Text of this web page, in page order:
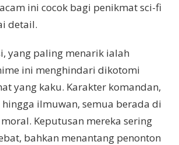
ini cocok bagi penikmat sci-fi
detail.
yang paling menarik ialah
ini menghindari dikotomi
yang kaku. Karakter komandan,
ilmuwan, semua berada di
Keputusan mereka sering
bahkan menantang penonton